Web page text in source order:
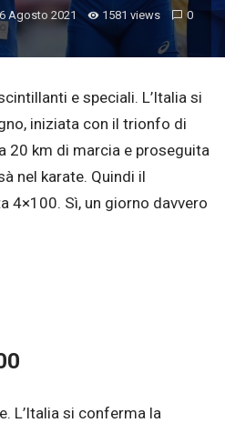
6 Agosto 2021 1581 views 0
e speciali. L’Italia si
iniziata con il trionfo di
20 km di marcia e proseguita
nel karate. Quindi il
4×100. Sì, un giorno davvero
L’Italia si conferma la